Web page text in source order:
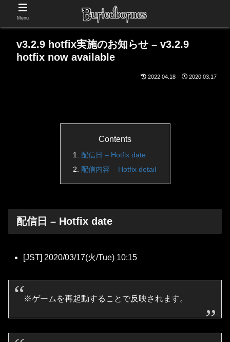
v3.2.9 hotfix実施のお知らせ – v3.2.9
hotfix now available
2022.04.18 2020.03.17
Contents
配信日 – Hotfix date
配信内容 – Hotfix detail
配信日 – Hotfix date
[JST] 2020/03/17(火/Tue) 10:15
※ゲームを再起動することで反映されます。
Menu